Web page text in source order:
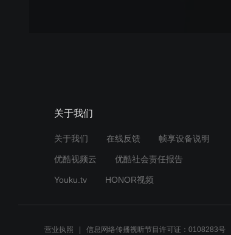
关于我们
关于我们 在线反馈 帧享设备说明
优酷视频云 优酷社会责任报告
Youku.tv HONOR视频
营业执照 信息网络传播视听节目许可证：0108283号